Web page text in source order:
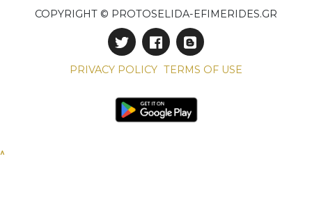
COPYRIGHT © PROTOSELIDA-EFIMERIDES.GR
PRIVACY POLICY TERMS OF USE
^